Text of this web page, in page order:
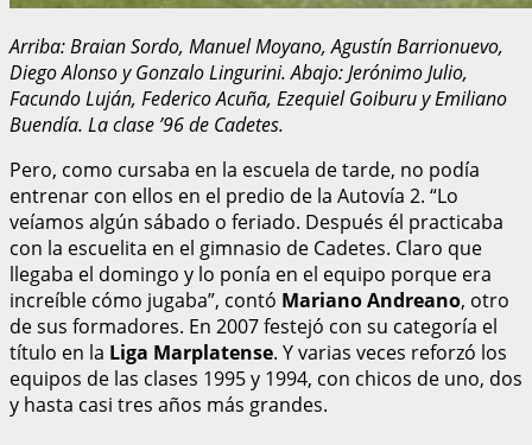
Arriba: Braian Sordo, Manuel Moyano, Agustín Barrionuevo,
Diego Alonso y Gonzalo Lingurini. Abajo: Jerónimo Julio,
Facundo Luján, Federico Acuña, Ezequiel Goiburu y Emiliano
Buendía. La clase ’96 de Cadetes.
Pero, como cursaba en la escuela de tarde, no podía
entrenar con ellos en el predio de la Autovía 2. “Lo
veíamos algún sábado o feriado. Después él practicaba
con la escuelita en el gimnasio de Cadetes. Claro que
llegaba el domingo y lo ponía en el equipo porque era
increíble cómo jugaba”, contó Mariano Andreano, otro
de sus formadores. En 2007 festejó con su categoría el
título en la Liga Marplatense. Y varias veces reforzó los
equipos de las clases 1995 y 1994, con chicos de uno, dos
y hasta casi tres años más grandes.